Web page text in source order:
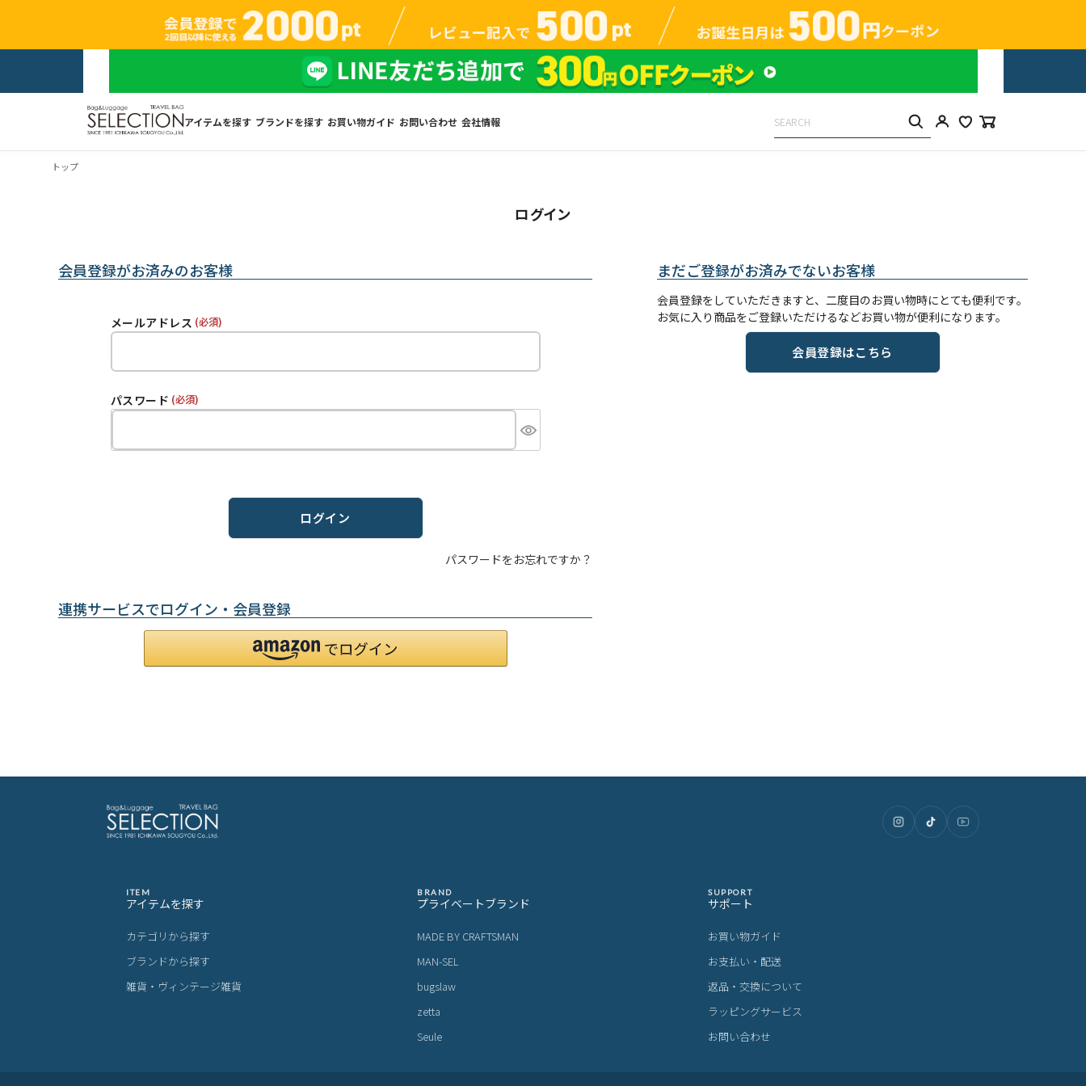
アイテムを探す ブランドを探す お買い物ガイド お問い合わせ 会社情報
トップ
ログイン
会員登録がお済みのお客様
メールアドレス (必須)
パスワード (必須)
ログイン
パスワードをお忘れですか？
連携サービスでログイン・会員登録
まだご登録がお済みでないお客様
会員登録をしていただきますと、二度目のお買い物時にとても便利です。
お気に入り商品をご登録いただけるなどお買い物が便利になります。
会員登録はこちら
ITEM
アイテムを探す
カテゴリから探す
ブランドから探す
雑貨・ヴィンテージ雑貨
BRAND
プライベートブランド
MADE BY CRAFTSMAN
MAN-SEL
bugslaw
zetta
Seule
SUPPORT
サポート
お買い物ガイド
お支払い・配送
返品・交換について
ラッピングサービス
お問い合わせ